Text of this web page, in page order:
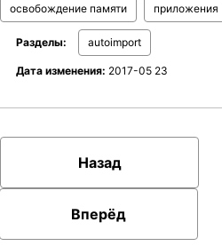
освобождение памяти приложения
Разделы: autoimport
Дата изменения: 2017-05 23
Назад
Вперёд